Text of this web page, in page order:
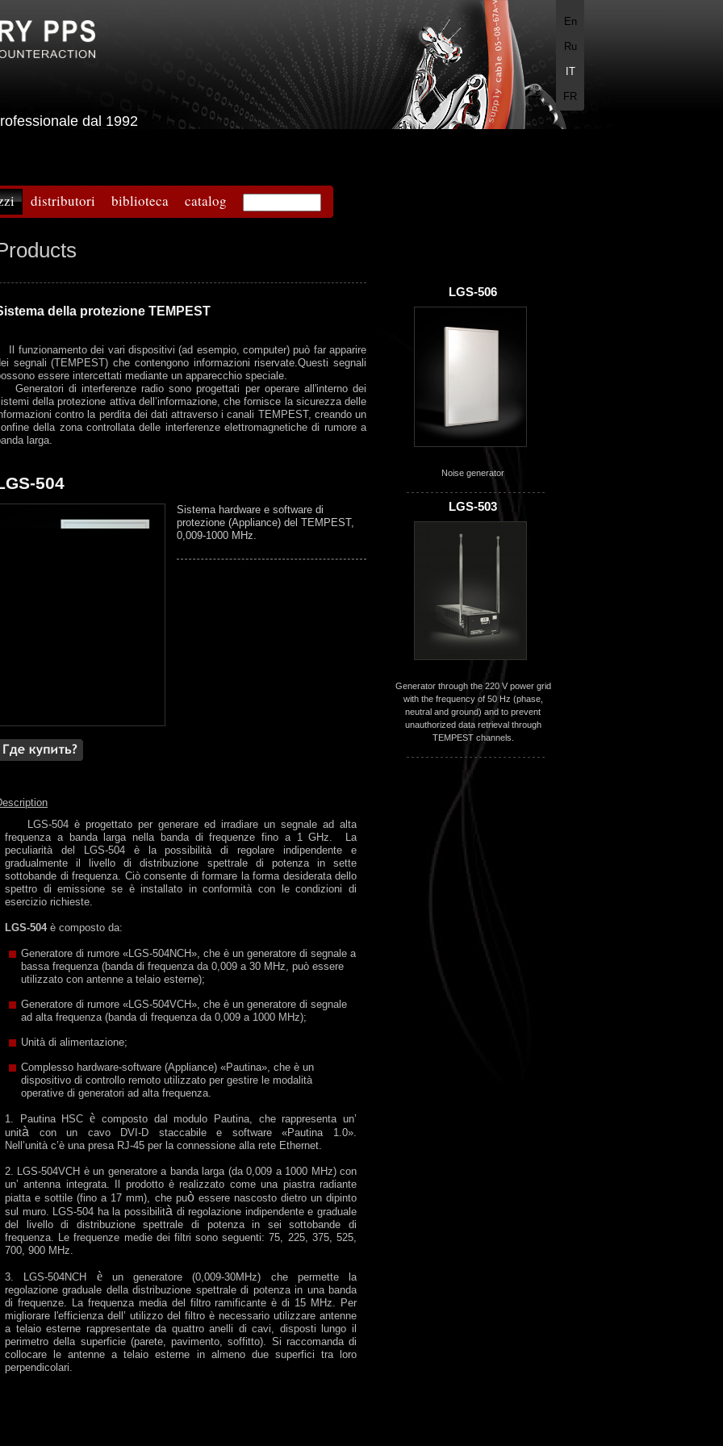
dal 1992
En
Ru
IT
FR
distributori biblioteca catalog
della protezione TEMPEST
funzionamento dei vari dispositivi (ad esempio, computer) può far apparire
segnali (TEMPEST) che contengono informazioni riservate.Questi segnali
essere intercettati mediante un apparecchio speciale.
di interferenze radio sono progettati per operare all'interno dei
della protezione attiva dell’informazione, che fornisce la sicurezza delle
contro la perdita dei dati attraverso i canali TEMPEST, creando un
della zona controllata delle interferenze elettromagnetiche di rumore a
larga.
504
Sistema hardware e software di
protezione (Appliance) del TEMPEST,
0,009-1000 MHz.
LGS-504 è progettato per generare ed irradiare un segnale ad alta
frequenza a banda larga nella banda di frequenze fino a 1 GHz. La
peculiarità del LGS-504 è la possibilità di regolare indipendente e
gradualmente il livello di distribuzione spettrale di potenza in sette
sottobande di frequenza. Ciò consente di formare la forma desiderata dello
spettro di emissione se è installato in conformità con le condizioni di
esercizio richieste.
LGS-504è composto da:
Generatore di rumore «LGS-504NCH», che è un generatore di segnale a
bassa frequenza (banda di frequenza da 0,009 a 30 MHz, può essere
utilizzato con antenne a telaio esterne);
Generatore di rumore «LGS-504VCH», che è un generatore di segnale
ad alta frequenza (banda di frequenza da 0,009 a 1000 MHz);
Unità di alimentazione;
Complesso hardware-software (Appliance) «Pautina», che è un
dispositivo di controllo remoto utilizzato per gestire le modalità
operative di generatori ad alta frequenza.
1. Pautina HSCè composto dal modulo Pautina, che rappresenta un’
unità con un cavo DVI-D staccabile e software «Pautina 1.0».
Nell’unitàc’è una presa RJ-45 per la connessione alla rete Ethernet.
2. LGS-504VCH è un generatore a banda larga (da 0,009 a 1000 MHz) con
un’ antenna integrata. Il prodotto è realizzato come una piastra radiante
piatta e sottile (fino a 17 mm), che puòessere nascosto dietro un dipinto
sul muro. LGS-504 ha la possibilità di regolazione indipendente e graduale
del livello di distribuzione spettrale di potenza in sei sottobande di
frequenza. Le frequenze medie dei filtri sono seguenti: 75, 225, 375, 525,
700, 900 MHz.
3. LGS-504NCH è un generatore (0,009-30MHz) che permette la
regolazione graduale della distribuzione spettrale di potenza in una banda
di frequenze. La frequenza media del filtro ramificanteè di 15 MHz. Per
migliorare l'efficienza dell’ utilizzo del filtro è necessario utilizzare antenne
a telaio esterne rappresentate da quattro anelli di cavi, disposti lungo il
perimetro della superficie (parete, pavimento, soffitto). Si raccomanda di
collocare le antenne a telaio esterne in almeno due superfici tra loro
perpendicolari.
LGS-506
Noise generator
LGS-503
Generator through the 220 V power grid
with the frequency of 50 Hz (phase,
neutral and ground) and to prevent
unauthorized data retrieval through
TEMPEST channels.